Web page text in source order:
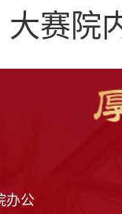
大赛院
办公